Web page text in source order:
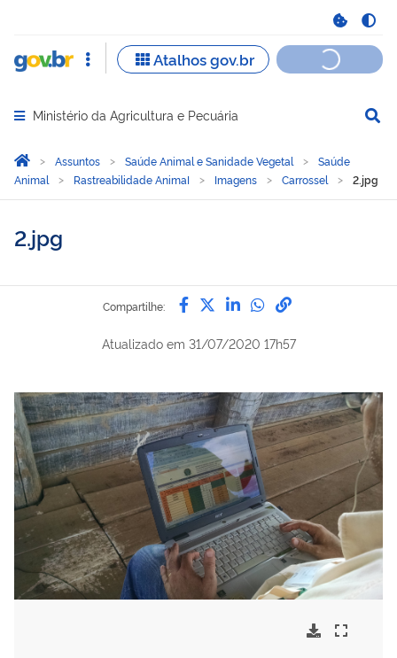
Abrir menu principal de navegação
Ministério da Agricultura e Pecuária
Você está aqui:
Página Inicial
Assuntos Saúde Animal e Sanidade Vegetal
Saúde
Animal
Rastreabilidade AnimaI Imagens Carrossel 2.jpg
2.jpg
Compartilhe: Compartilhe por Facebook
Compartilhe por Twitter
Compartilhe por
Compartilhe
link para
Atualizado em 31/07/2020 17h57